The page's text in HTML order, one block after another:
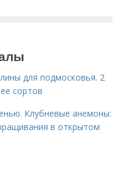
для подмосковья. 2
сортов
Клубневые анемоны:
в открытом